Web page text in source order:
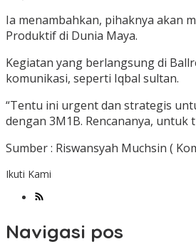
Ia menambahkan, pihaknya akan
Produktif di Dunia Maya.
Kegiatan yang berlangsung di
komunikasi, seperti Iqbal sultan.
“Tentu ini urgent dan strategis
dengan 3M1B. Rencananya,
Sumber : Riswansyah Muchsin (
Ikuti Kami
Navigasi pos